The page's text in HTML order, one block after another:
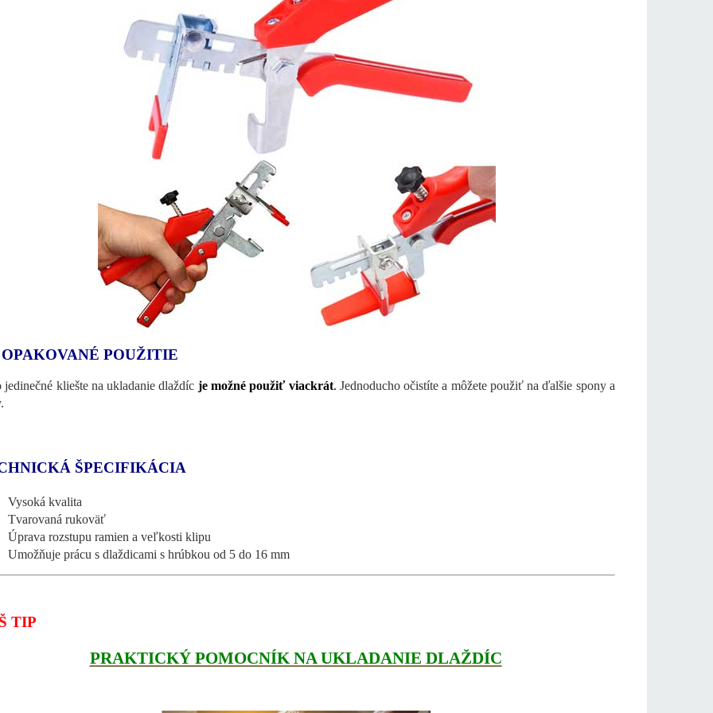
POUŽITIE
jedinečné kliešte na ukladanie dlaždíc je možné použiť viackrát. Jednoducho očistíte a môžete použiť na ďalšie spony a
ŠPECIFIKÁCIA
Vysoká kvalita
Tvarovaná rukoväť
Úprava rozstupu ramien a veľkosti klipu
Umožňuje prácu s dlaždicami s hrúbkou od 5 do 16 mm
TIP
PRAKTICKÝ POMOCNÍK NA UKLADANIE DLAŽDÍC